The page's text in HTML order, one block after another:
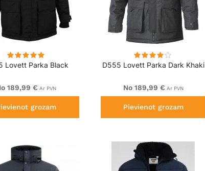
Lovett Parka Black
189,99 € Ar PVN
grozam
D555 Lovett Parka Dark Khaki
No 189,99 € Ar PVN
Pievienot grozam